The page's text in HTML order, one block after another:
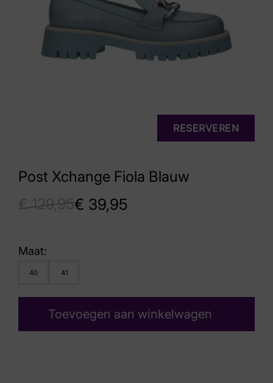
Post Xchange Fiola Blauw
€ 39,95
RESERVEREN
Maat:
40 41
Toevoegen aan winkelwagen